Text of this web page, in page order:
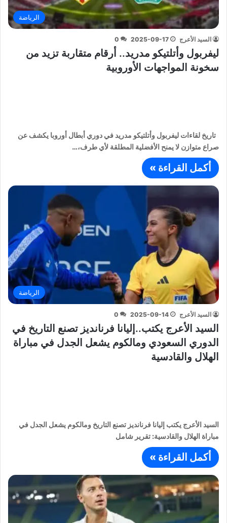
الرياضة
السيد الأعرج 2025-09-17
0
ليفربول وأتلتيكو مدريد.. أرقام متقاربة تزيد من
سخونة المواجهات الأوروبية
تاريخ لقاءات ليفربول وأتلتيكو مدريد في دوري أبطال أوروبا يكشف عن
صراع متوازن لا يمنح الأفضلية المطلقة لأي طرف،…
أكمل القراءة »
الرياضة
السيد الأعرج 2025-09-14
0
السيد الأعرج يكتب..إليانا فرنانديز تصنع التاريخ في
الدوري السعودي ومالكوم يشعل الجدل في مباراة
الهلال والقادسية
السيد الأعرج يكتب إليانا فرنانديز تصنع التاريخ ومالكوم يشعل الجدل في
مباراة الهلال والقادسية: تقرير شامل
أكمل القراءة »